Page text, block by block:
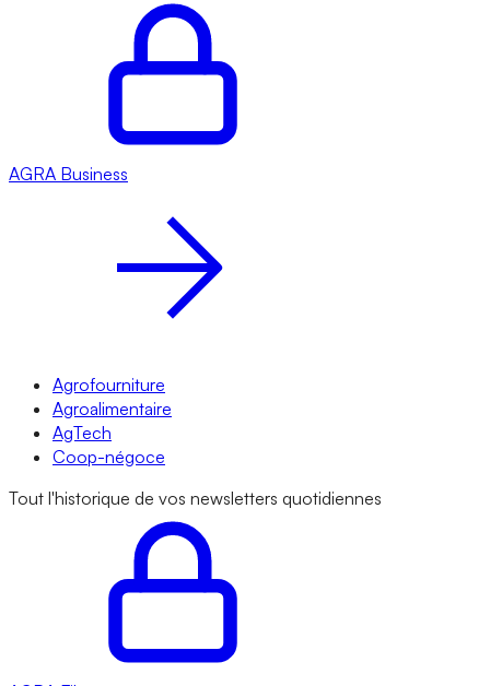
AGRA Business
Agrofourniture
Agroalimentaire
AgTech
Coop-négoce
Tout l'historique de vos newsletters quotidiennes